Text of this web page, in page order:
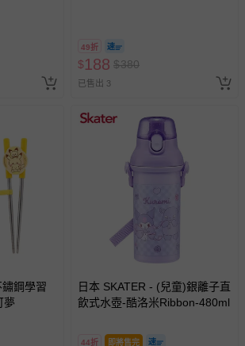
49折
$188 $380
已售出 3
鋼學習
夢
日本 SKATER - (兒童)銀離子直
飲式水壺-酷洛米Ribbon-480ml
44折 即將售完